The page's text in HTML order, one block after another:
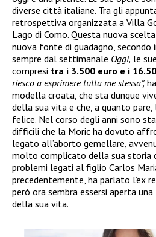
diverse città italiane. Tra gli
retrospettiva organizzata a Villa
Lago di Como. Questa nuova
nuova fonte di guadagno,
sempre dal settimanale Oggi, le
compresi tra i 3.500 euro e i
riesco a esprimere tutta me stessa”,
modella croata, che sta dunque
della sua vita e che, a quanto
felice. Nel corso degli anni sono
difficili che la Moric ha dovuto
legato all’aborto gemellare,
molto complicato della sua storia
problemi legati al figlio Carlos
precedentemente, ha parlato l’ex
però ora sembra essersi aperta
della sua vita.